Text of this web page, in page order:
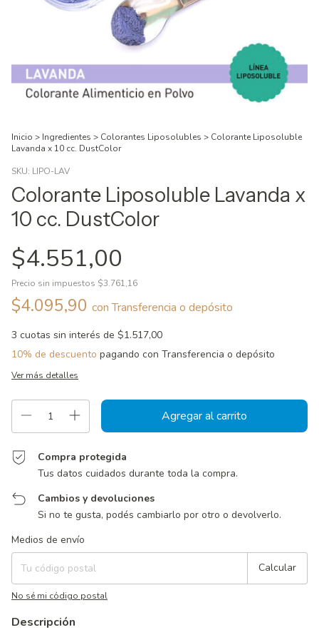
Inicio > Ingredientes > Colorantes Liposolubles > Colorante Liposoluble
Lavanda x 10 cc. DustColor
SKU: LIPO-LAV
Colorante Liposoluble Lavanda x
10 cc. DustColor
$4.551,00
Precio sin impuestos $3.761,16
$4.095,90 con Transferencia o depósito
3 cuotas sin interés de $1.517,00
10% de descuento pagando con Transferencia o depósito
Ver más detalles
Compra protegida
Tus datos cuidados durante toda la compra.
Cambios y devoluciones
Si no te gusta, podés cambiarlo por otro o devolverlo.
Entregas para el CP:
Medios de envío
Calcular
No sé mi código postal
Descripción